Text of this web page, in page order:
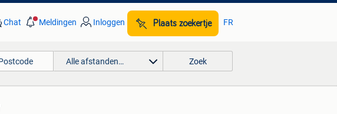
Chat Meldingen Inloggen Plaats zoekertje FR
Alle afstanden… Zoek